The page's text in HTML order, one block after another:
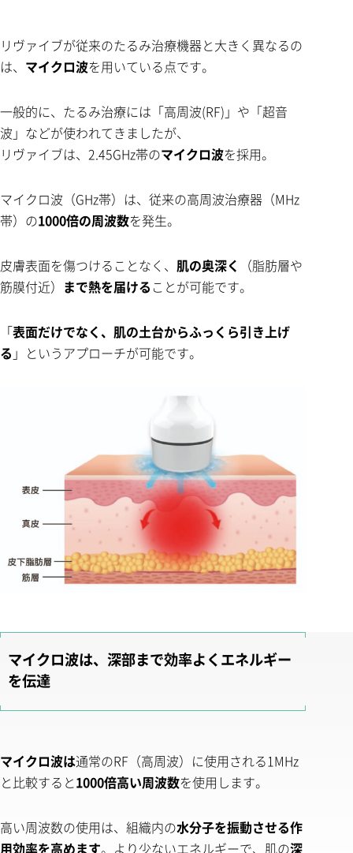
リヴァイブが従来のたるみ治療機器と大きく異なるの
は、 マイクロ波を用いている点です。
一般的に、たるみ治療には「高周波(RF)」や「超音
波」などが使われてきましたが、
リヴァイブは、2.45GHz帯のマイクロ波を採用。
マイクロ波（GHz帯）は、従来の高周波治療器（MHz
帯）の1000倍の周波数を発生。
皮膚表面を傷つけることなく、 肌の奥深く
（脂肪層や
筋膜付近） まで熱を届ける ことが可能です。
「表面だけでなく、肌の土台からふっくら引き上げ
る 」というアプローチが可能です。
マイクロ波は、深部まで効率よくエネルギー
を伝達
マイクロ波は通常のRF（高周波）に使用される1MHz
と比較すると1000倍高い周波数を使用します。
高い周波数の使用は、組織内の水分子を振動させる作
用効率を高めます。より少ないエネルギーで、肌の深